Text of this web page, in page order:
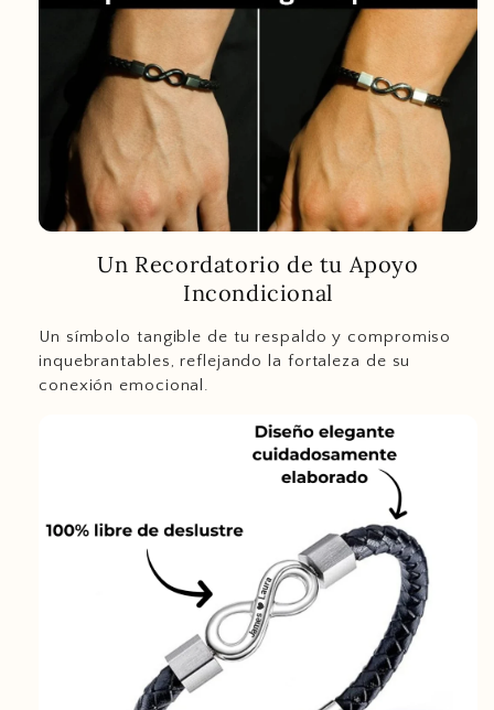
Un Recordatorio de tu Apoyo
Incondicional
Un símbolo tangible de tu respaldo y compromiso
inquebrantables, reflejando la fortaleza de su
conexión emocional.